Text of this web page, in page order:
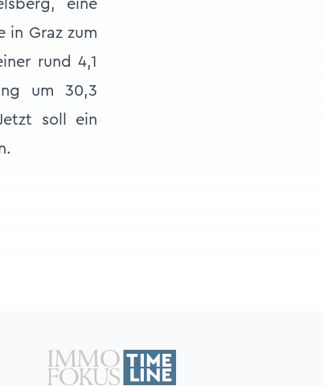
eine
in Graz zum
rund 4,1
um 30,3
soll ein